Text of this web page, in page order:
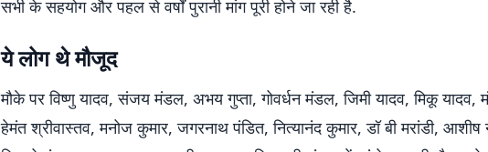
सभी के सहयोग और पहल से वर्षों पुरानी मांग पूरी होने जा रही है.
ये लोग थे मौजूद
मौके पर विष्णु यादव, संजय मंडल, अभय गुप्ता, गोवर्धन मंडल, जिमी यादव, मिकू यादव,
हेमंत श्रीवास्तव, मनोज कुमार, जगरनाथ पंडित, नित्यानंद कुमार, डॉ बी मरांडी, आशीष